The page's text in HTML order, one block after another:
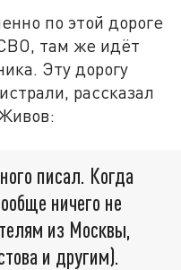
по этой дороге
там же идёт
Эту дорогу
рассказал
писал. Когда
ничего не
из Москвы,
и другим).